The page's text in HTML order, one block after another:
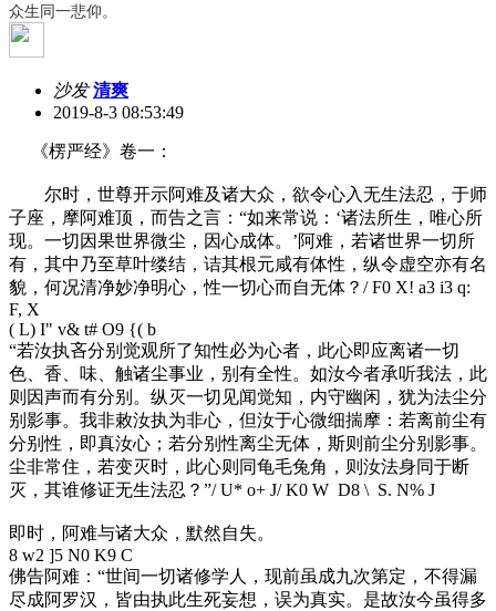
众生同一悲仰。
沙发 清爽
2019-8-3 08:53:49
《楞严经》卷一：
尔时，世尊开示阿难及诸大众，欲令心入无生法忍，于师
子座，摩阿难顶，而告之言：“如来常说：‘诸法所生，唯心所
现。一切因果世界微尘，因心成体。’阿难，若诸世界一切所
有，其中乃至草叶缕结，诘其根元咸有体性，纵令虚空亦有名
貌，何况清净妙净明心，性一切心而自无体？ / F0 X! a3 i3 q:
F, X
( L) I" v& t# O9 {( b
“若汝执吝分别觉观所了知性必为心者，此心即应离诸一切
色、香、味、触诸尘事业，别有全性。如汝今者承听我法，此
则因声而有分别。纵灭一切见闻觉知，内守幽闲，犹为法尘分
别影事。我非敕汝执为非心，但汝于心微细揣摩：若离前尘有
分别性，即真汝心；若分别性离尘无体，斯则前尘分别影事。
尘非常住，若变灭时，此心则同龟毛兔角，则汝法身同于断
灭，其谁修证无生法忍？”/ U* o+ J/ K0 W D8 \ S. N% J
即时，阿难与诸大众，默然自失。
8 w2 ]5 N0 K9 C
佛告阿难：“世间一切诸修学人，现前虽成九次第定，不得漏
尽成阿罗汉，皆由执此生死妄想，误为真实。是故汝今虽得多